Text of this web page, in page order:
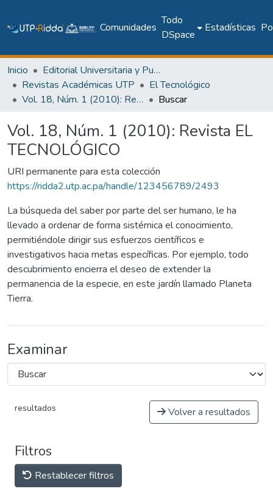
Comunidades
Todo
DSpace
Estadísticas
Inicio
Editorial Universitaria y Publicaciones Seriadas
Revistas Académicas UTP
El Tecnológico
Vol. 18, Núm. 1 (2010): Revista EL TECNOLÓGICO
Buscar
Vol. 18, Núm. 1 (2010): Revista EL
TECNOLÓGICO
URI permanente para esta colección
https://ridda2.utp.ac.pa/handle/123456789/2493
La búsqueda del saber por parte del ser humano, le ha
llevado a ordenar de forma sistémica el conocimiento,
permitiéndole dirigir sus esfuerzos científicos e
investigativos hacia metas específicas. Por ejemplo, todo
descu­brimiento encierra el deseo de extender la
permanencia de la especie, en este jardín llamado Planeta
Tierra.
Examinar
resultados Volver a resultados
Filtros
Restablecer filtros